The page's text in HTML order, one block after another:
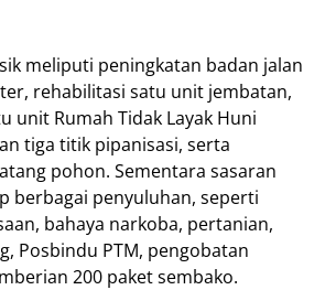
meliputi peningkatan badan jalan
rehabilitasi satu unit jembatan,
unit Rumah Tidak Layak Huni
tiga titik pipanisasi, serta
pohon. Sementara sasaran
berbagai penyuluhan, seperti
bahaya narkoba, pertanian,
Posbindu PTM, pengobatan
200 paket sembako.